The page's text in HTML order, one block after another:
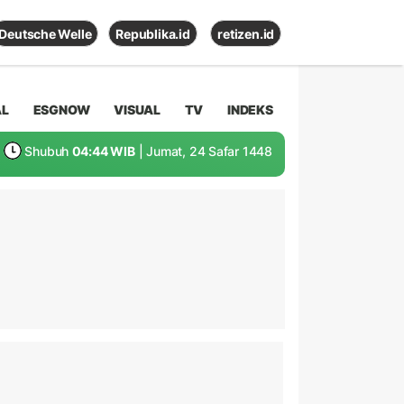
Deutsche Welle Republika.id retizen.id
ESGNOW VISUAL TV INDEKS
Shubuh 04:44 WIB | Jumat, 24 Safar 1448